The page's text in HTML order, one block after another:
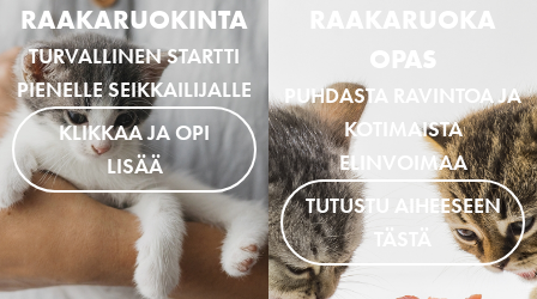
RAAKARUOKINTA
TURVALLINEN STARTTI
PIENELLE SEIKKAILIJALLE
KLIKKAA JA OPI
LISÄÄ
RAAKARUOKA
PUHDASTA RAVINTOA JA
KOTIMAISTA
ELINVOIMAA
TUTUSTU AIHEESEEN
TÄSTÄ